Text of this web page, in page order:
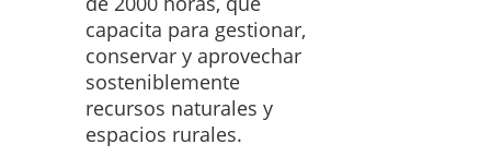
capacita para gestionar,
conservar y aprovechar
sosteniblemente
recursos naturales y
espacios rurales.